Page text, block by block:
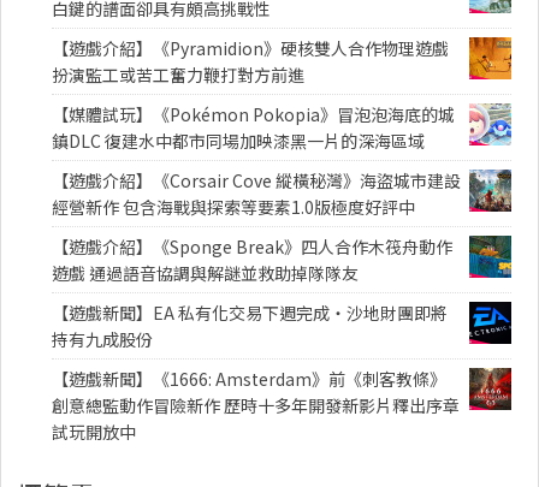
白鍵的譜面卻具有頗高挑戰性
【遊戲介紹】《Pyramidion》硬核雙人合作物理遊戲
扮演監工或苦工奮力鞭打對方前進
【媒體試玩】《Pokémon Pokopia》冒泡泡海底的城
鎮DLC 復建水中都市同場加映漆黑一片的深海區域
【遊戲介紹】《Corsair Cove 縱橫秘灣》海盜城市建設
經營新作 包含海戰與探索等要素1.0版極度好評中
【遊戲介紹】《Sponge Break》四人合作木筏舟動作
遊戲 通過語音協調與解謎並救助掉隊隊友
【遊戲新聞】EA 私有化交易下週完成・沙地財團即將
持有九成股份
【遊戲新聞】《1666: Amsterdam》前《刺客教條》
創意總監動作冒險新作 歷時十多年開發新影片釋出序章
試玩開放中